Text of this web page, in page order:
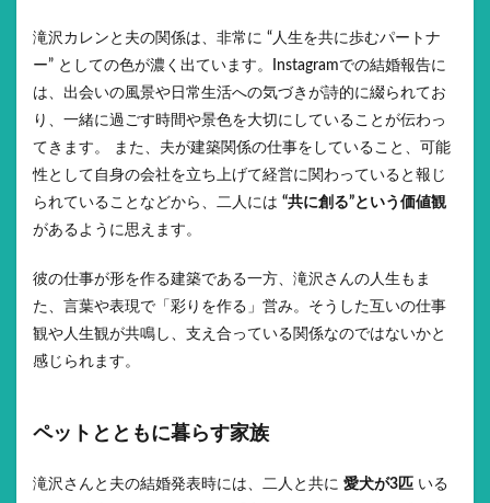
滝沢カレンと夫の関係は、非常に “人生を共に歩むパートナ
ー” としての色が濃く出ています。Instagramでの結婚報告に
は、出会いの風景や日常生活への気づきが詩的に綴られてお
り、一緒に過ごす時間や景色を大切にしていることが伝わっ
てきます。 また、夫が建築関係の仕事をしていること、可能
性として自身の会社を立ち上げて経営に関わっていると報じ
られていることなどから、二人には “共に創る”という価値観
があるように思えます。
彼の仕事が形を作る建築である一方、滝沢さんの人生もま
た、言葉や表現で「彩りを作る」営み。そうした互いの仕事
観や人生観が共鳴し、支え合っている関係なのではないかと
感じられます。
ペットとともに暮らす家族
滝沢さんと夫の結婚発表時には、二人と共に 愛犬が3匹 いる